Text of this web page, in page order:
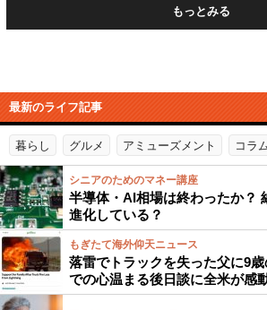
もっとみる
最新のライフ記事
暮らし グルメ アミューズメント コラ
シニアのためのマネー講座
半導体・AI相場は終わったか？
進化している？
もぎたて海外仰天ニュース
落雷でトラックを失った父に9
での心温まる後日談に全米が感